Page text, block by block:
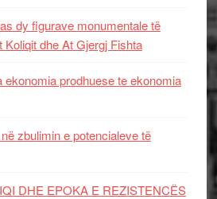
dy figurave monumentale të
dhe At Gjergj Fishta
ekonomia prodhuese te ekonomia
zbulimin e potencialeve të
DHE EPOKA E REZISTENCЁS